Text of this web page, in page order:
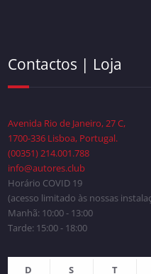
Contactos | Loja
Avenida Rio de Janeiro, 27 C,
1700-336 Lisboa, Portugal.
(00351) 214.001.788
info@autores.club
Horário COVID 19
(acesso limitado às nossas
Manhã: 10:00 - 13:00
Tarde: 15:00 - 18:00
D S T